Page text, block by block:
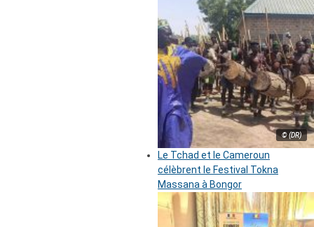
© (DR)
Le Tchad et le Cameroun
célèbrent le Festival Tokna
Massana à Bongor